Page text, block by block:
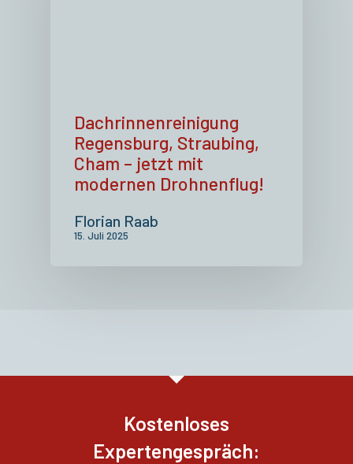
Dachrinnenreinigung
Regensburg, Straubing,
Cham – jetzt mit
modernen Drohnenflug!
Florian Raab
15. Juli 2025
Kostenloses
Expertengespräch: